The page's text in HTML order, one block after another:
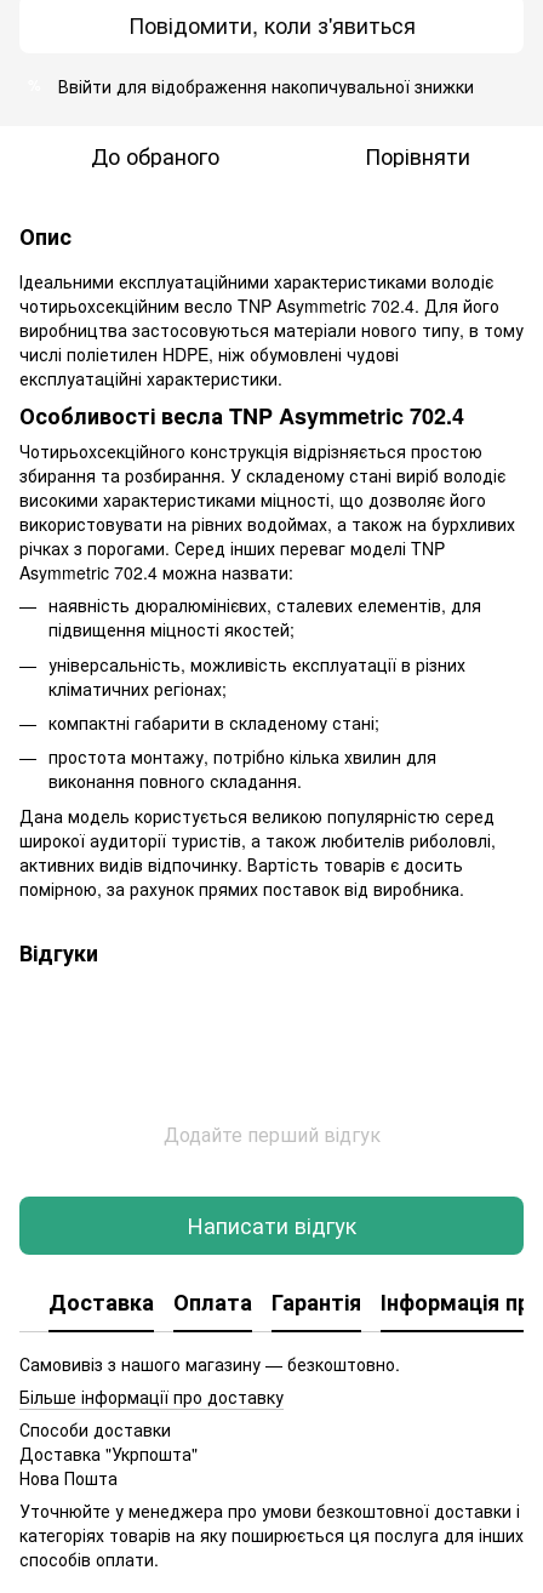
Повідомити, коли з'явиться
Ввійти для відображення накопичувальної знижки
До обраного Порівняти
Опис
Ідеальними експлуатаційними характеристиками володіє
чотирьохсекційним весло TNP Asymmetric 702.4. Для його
виробництва застосовуються матеріали нового типу, в тому
числі поліетилен HDPE, ніж обумовлені чудові
експлуатаційні характеристики.
Особливості весла TNP Asymmetric 702.4
Чотирьохсекційного конструкція відрізняється простою
збирання та розбирання. У складеному стані виріб володіє
високими характеристиками міцності, що дозволяє його
використовувати на рівних водоймах, а також на бурхливих
річках з порогами. Серед інших переваг моделі TNP
Asymmetric 702.4 можна назвати:
наявність дюралюмінієвих, сталевих елементів, для
підвищення міцності якостей;
універсальність, можливість експлуатації в різних
кліматичних регіонах;
компактні габарити в складеному стані;
простота монтажу, потрібно кілька хвилин для
виконання повного складання.
Дана модель користується великою популярністю серед
широкої аудиторії туристів, а також любителів риболовлі,
активних видів відпочинку. Вартість товарів є досить
помірною, за рахунок прямих поставок від виробника.
Відгуки
Додайте перший відгук
Написати відгук
Доставка Оплата Гарантія Інформація
Самовивіз з нашого магазину — безкоштовно.
Більше інформації про доставку
Способи доставки
Доставка "Укрпошта"
Нова Пошта
Уточнюйте у менеджера про умови безкоштовної доставки і
категоріях товарів на яку поширюється ця послуга для інших
способів оплати.